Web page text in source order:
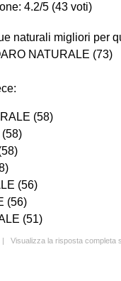
4.2/5 (43 voti)
naturali migliori per
NATURALE (73)
(58)
(56)
(56)
(51)
| Visualizza la risposta completa